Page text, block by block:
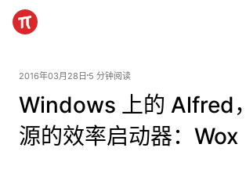
2016年03月28日 5 分钟阅读
Windows 上的 Alfred
源的效率启动器：Wox